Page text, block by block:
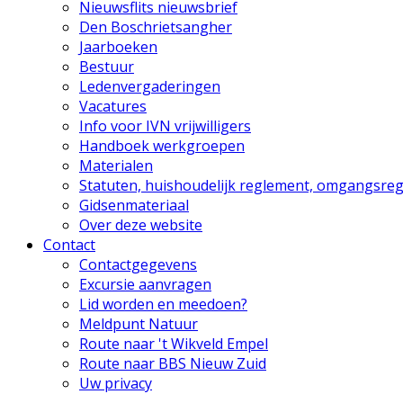
Nieuwsflits nieuwsbrief
Den Boschrietsangher
Jaarboeken
Bestuur
Ledenvergaderingen
Vacatures
Info voor IVN vrijwilligers
Handboek werkgroepen
Materialen
Statuten, huishoudelijk reglement,
Gidsenmateriaal
Over deze website
Contact
Contactgegevens
Excursie aanvragen
Lid worden en meedoen?
Meldpunt Natuur
Route naar 't Wikveld Empel
Route naar BBS Nieuw Zuid
Uw privacy